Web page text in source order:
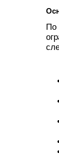
По